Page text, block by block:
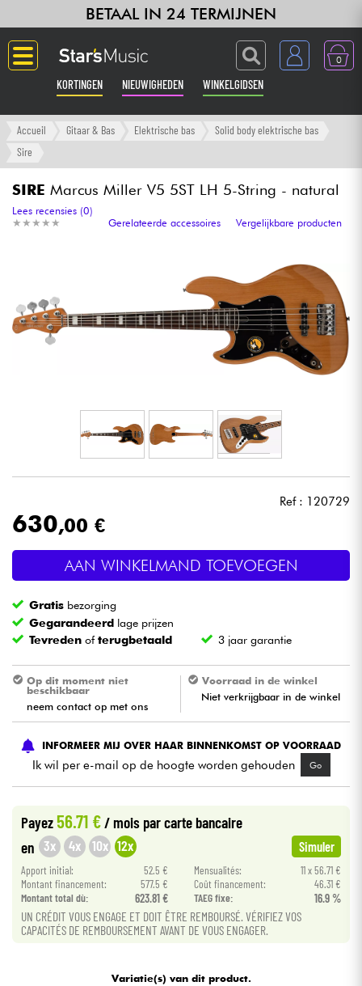
BETAAL IN 24 TERMIJNEN
0
KORTINGEN NIEUWIGHEDEN WINKELGIDSEN
Langue
Versterker & Effecten
Licht
Blaasinstrument
Viool & Quatuor
Kinderen
Kabels & toebehoren
Sets
Bekijk onze merken
Accueil Gitaar & Bas Elektrische bas
Solid body elektrische bas
Sire
SIRE Marcus Miller V5 5ST LH 5-String - natural
★ ★ ★ ★ ★
★ ★ ★ ★ ★
Lees recensies (0)
Gerelateerde accessoires
Vergelijkbare producten
Ref : 120729
630,00 €
AAN WINKELMAND TOEVOEGEN
Gratis bezorging
Gegarandeerd lage prijzen
Tevreden ofterugbetaald 3 jaar garantie
Op dit moment niet
beschikbaar
neem contact op met ons
Voorraad in de winkel
Niet verkrijgbaar in de winkel
INFORMEER MIJ OVER HAAR BINNENKOMST OP VOORRAAD
Ik wil per e-mail op de hoogte worden gehouden Go
Payez56.71 € / mois par carte bancaire
en 3x 4x 10x 12x Simuler
Apport initial: 52.5 € Mensualités:
11 x 56.71 €
Montant financement:
577.5 € Coût financement:
46.31 €
Montant total dù:
623.81 € TAEG fixe: 16.9 %
UN CRÉDIT VOUS ENGAGE ET DOIT ÊTRE REMBOURSÉ. VÉRIFIEZ VOS
CAPACITÉS DE REMBOURSEMENT AVANT DE VOUS ENGAGER.
Variatie(s) van dit product.